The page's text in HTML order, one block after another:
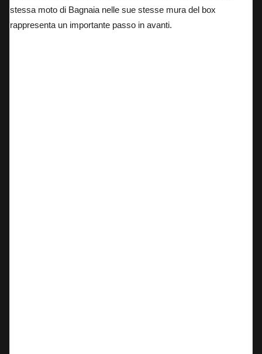
stessa moto di Bagnaia nelle sue stesse mura del box
rappresenta un importante passo in avanti.